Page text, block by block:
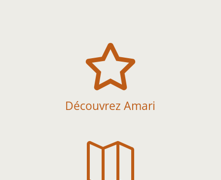

Découvrez Amari
